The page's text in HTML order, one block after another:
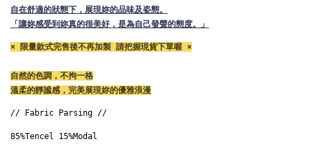
自在舒適的狀態下，展現妳的品味及姿態。
「讓妳感受到妳真的很美好，是為自己發聲的態度。」
× 限量款式完售後不再加製 請把握現貨下單喔 ×
自然的色調，不拘一格
溫柔的靜謐感，完美展現妳的優雅浪漫
// Fabric Parsing //
85%Tencel 15%Modal